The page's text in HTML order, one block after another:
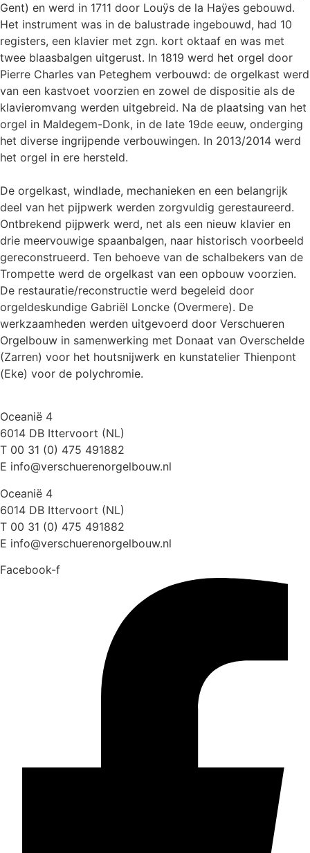
Gent) en werd in 1711 door Louÿs de la Haÿes gebouwd.
Het instrument was in de balustrade ingebouwd, had 10
registers, een klavier met zgn. kort oktaaf en was met
twee blaasbalgen uitgerust. In 1819 werd het orgel door
Pierre Charles van Peteghem verbouwd: de orgelkast werd
van een kastvoet voorzien en zowel de dispositie als de
klavieromvang werden uitgebreid. Na de plaatsing van het
orgel in Maldegem-Donk, in de late 19de eeuw, onderging
het diverse ingrijpende verbouwingen. In 2013/2014 werd
het orgel in ere hersteld.
De orgelkast, windlade, mechanieken en een belangrijk
deel van het pijpwerk werden zorgvuldig gerestaureerd.
Ontbrekend pijpwerk werd, net als een nieuw klavier en
drie meervouwige spaanbalgen, naar historisch voorbeeld
gereconstrueerd. Ten behoeve van de schalbekers van de
Trompette werd de orgelkast van een opbouw voorzien.
De restauratie/reconstructie werd begeleid door
orgeldeskundige Gabriël Loncke (Overmere). De
werkzaamheden werden uitgevoerd door Verschueren
Orgelbouw in samenwerking met Donaat van Overschelde
(Zarren) voor het houtsnijwerk en kunstatelier Thienpont
(Eke) voor de polychromie.
Oceanië 4
6014 DB Ittervoort (NL)
T 00 31 (0) 475 491882
E info@verschuerenorgelbouw.nl
Oceanië 4
6014 DB Ittervoort (NL)
T 00 31 (0) 475 491882
E info@verschuerenorgelbouw.nl
Facebook-f